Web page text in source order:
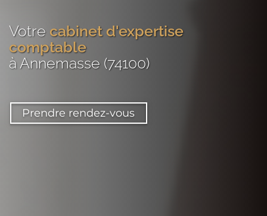
Votre cabinet d'expertise
comptable
à Annemasse (74100)
Prendre rendez-vous